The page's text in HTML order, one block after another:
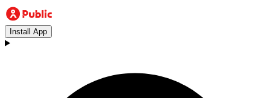
Install App